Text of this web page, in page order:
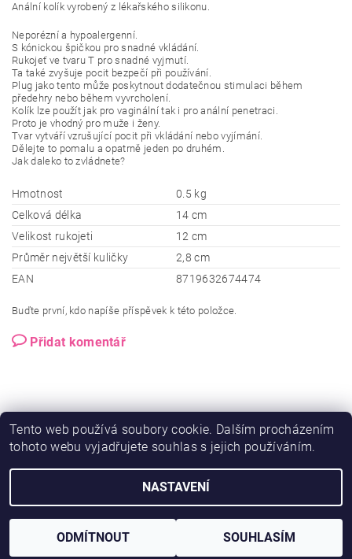
Anální kolík vyrobený z lékařského silikonu.
Neporézní a hypoalergenní.
S kónickou špičkou pro snadné vkládání.
Rukojeť ve tvaru T pro snadné vyjmutí.
Ta také zvyšuje pocit bezpečí při používání.
Plug jako tento může poskytnout dodatečnou stimulaci během
předehry nebo během vyvrcholení.
Kolík lze použít jak pro vaginální tak i pro anální penetraci.
Proto je vhodný pro muže i ženy.
Tvar vytváří vzrušující pocit při vkládání nebo vyjímání.
Dělejte to pomalu a opatrně jeden po druhém.
Jak daleko to zvládnete?
Hmotnost
0.5 kg
Celková délka
14 cm
Velikost rukojeti
12 cm
Průměr největší kuličky
2,8 cm
EAN
8719632674474
Buďte první, kdo napíše příspěvek k této položce.
Přidat komentář
Vytvořil Shoptet
Tento web používá soubory cookie. Dalším procházením
tohoto webu vyjadřujete souhlas s jejich používáním.
NASTAVENÍ
ODMÍTNOUT SOUHLASÍM